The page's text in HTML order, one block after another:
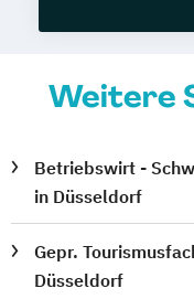
Weitere
Betriebswirt -
in Düsseldorf
Gepr.
Düsseldorf